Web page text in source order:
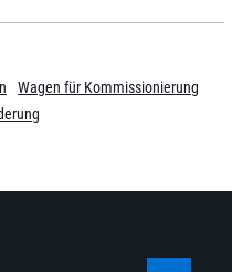
Wagen für Kommissionierung